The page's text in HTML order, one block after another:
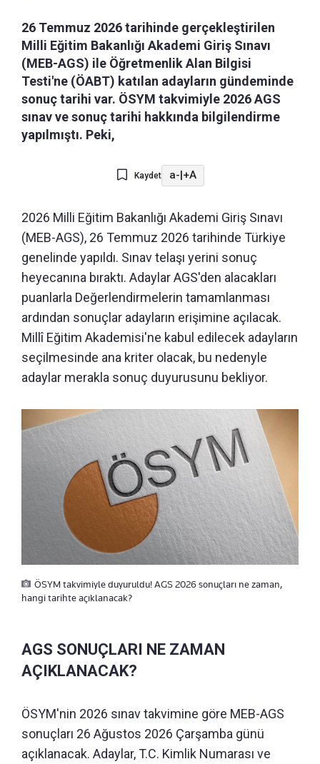
26 Temmuz 2026 tarihinde gerçekleştirilen
Milli Eğitim Bakanlığı Akademi Giriş Sınavı
(MEB-AGS) ile Öğretmenlik Alan Bilgisi
Testi'ne (ÖABT) katılan adayların gündeminde
sonuç tarihi var. ÖSYM takvimiyle 2026 AGS
sınav ve sonuç tarihi hakkında bilgilendirme
yapılmıştı. Peki,
Kaydet a- +A
2026 Milli Eğitim Bakanlığı Akademi Giriş Sınavı
(MEB-AGS), 26 Temmuz 2026 tarihinde Türkiye
genelinde yapıldı. Sınav telaşı yerini sonuç
heyecanına bıraktı. Adaylar AGS'den alacakları
puanlarla Değerlendirmelerin tamamlanması
ardından sonuçlar adayların erişimine açılacak.
Millî Eğitim Akademisi'ne kabul edilecek adayların
seçilmesinde ana kriter olacak, bu nedenyle
adaylar merakla sonuç duyurusunu bekliyor.
ÖSYM takvimiyle duyuruldu! AGS 2026 sonuçları ne zaman,
hangi tarihte açıklanacak?
AGS SONUÇLARI NE ZAMAN
AÇIKLANACAK?
ÖSYM'nin 2026 sınav takvimine göre MEB-AGS
sonuçları 26 Ağustos 2026 Çarşamba günü
açıklanacak. Adaylar, T.C. Kimlik Numarası ve